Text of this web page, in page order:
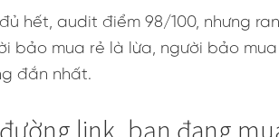
hết, audit điểm 98/100, nhưng
bảo mua rẻ là lừa, người bảo
đắn nhất.
link, bạn đang